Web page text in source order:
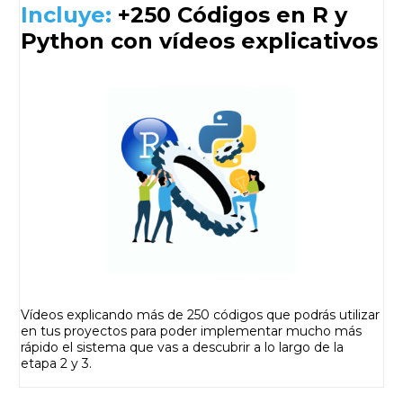
Incluye: +250 Códigos en R y
Python con vídeos explicativos
Vídeos explicando más de 250 códigos que podrás utilizar
en tus proyectos para poder implementar mucho más
rápido el sistema que vas a descubrir a lo largo de la
etapa 2 y 3.